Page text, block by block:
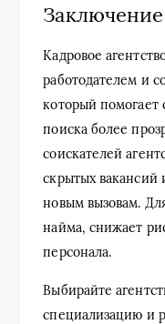
Заключение
Кадровое
работодателем и
который помогает
поиска более
соискателей
скрытых вакансий
новым вызовам.
найма, снижает
персонала.
Выбирайте
специализацию и